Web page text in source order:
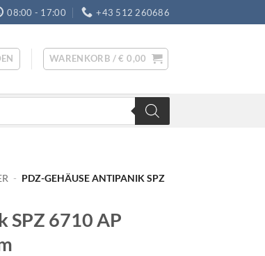
08:00 - 17:00 +43 512 260686
WARENKORB /€ 0,00
- PDZ-GEHÄUSE ANTIPANIK SPZ
SPZ 6710 AP